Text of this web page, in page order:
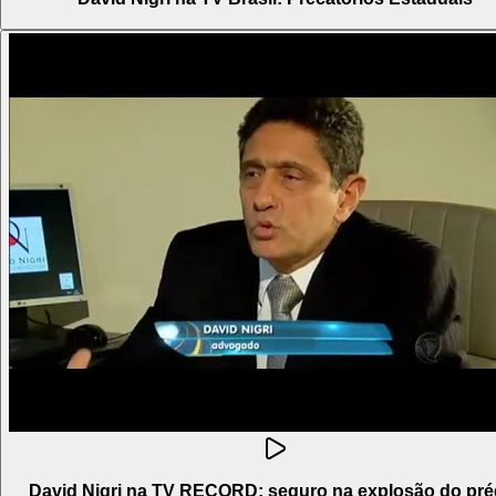
David Nigri na TV RECORD: seguro na explosão do